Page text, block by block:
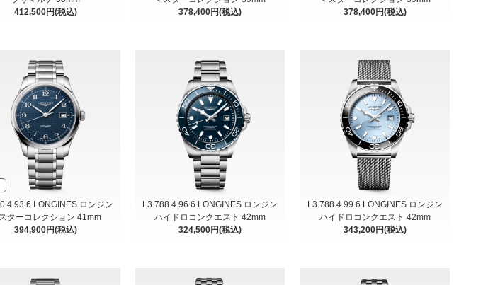
412,500円(税込)
378,400円(税込)
378,400円(税込)
LONGINES ロンジン
ターコレクション 41mm
394,900円(税込)
L3.788.4.96.6 LONGINES ロンジン
ハイドロコンクエスト 42mm
324,500円(税込)
L3.788.4.99.6 LONGINES ロンジン
ハイドロコンクエスト 42mm
343,200円(税込)